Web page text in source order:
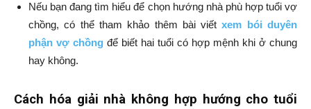
Nếu bạn đang tìm hiểu để chọn hướng nhà phù hợp tuổi vợ
chồng, có thể tham khảo thêm bài viếtxem bói duyên
phận vợ chồng để biết hai tuổi có hợp mệnh khi ở chung
hay không.
Cách hóa giải nhà không hợp hướng cho tuổi